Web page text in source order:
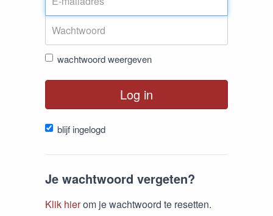
wachtwoord weergeven
Log in
blijf ingelogd
Je wachtwoord vergeten?
Klik hierom je wachtwoord te resetten.